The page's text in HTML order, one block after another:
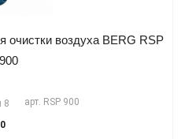
очистки воздуха BERG RSP
900
8 арт. RSP 900